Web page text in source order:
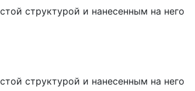
структурой и нанесенным на него
структурой и нанесенным на него